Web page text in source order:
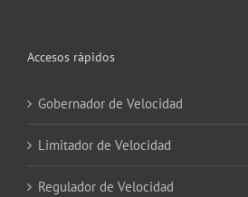
Accesos rápidos
Gobernador de Velocidad
Limitador de Velocidad
Regulador de Velocidad